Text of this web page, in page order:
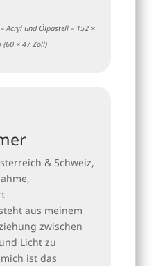
Acryl und Ölpastell – 152 ×
(60 × 47 Zoll)
& Schweiz,
aus meinem
zwischen
Licht zu
ist das